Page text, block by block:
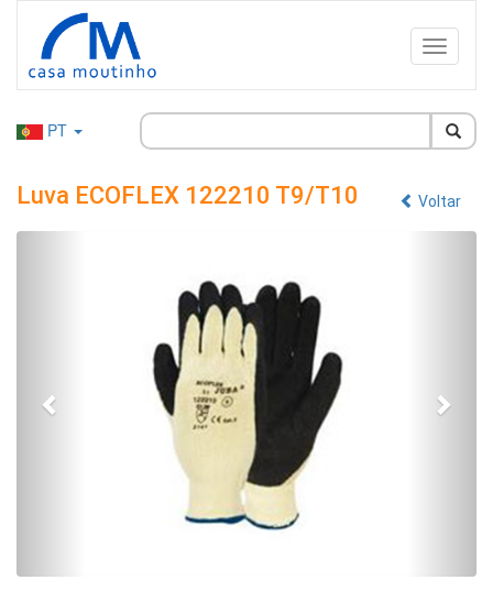
PT
Luva ECOFLEX 122210 T9/T10 Voltar